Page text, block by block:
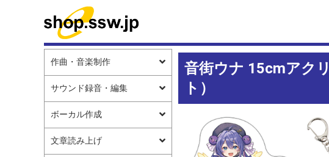
作曲・音楽制作
サウンド録音・編集
ボーカル作成
文章読み上げ
音街ウナ 15cmアク
ト）